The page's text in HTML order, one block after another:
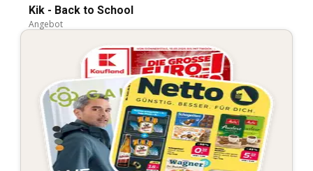
Kik - Back to School
Angebot